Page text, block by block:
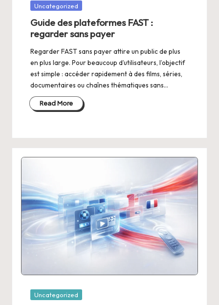
Posted
Uncategorized
Guide des plateformes FAST :
regarder sans payer
Regarder FAST sans payer attire un public de plus
en plus large. Pour beaucoup d’utilisateurs, l’objectif
est simple : accéder rapidement à des films, séries,
documentaires ou chaînes thématiques sans…
Read More
Posted
Uncategorized